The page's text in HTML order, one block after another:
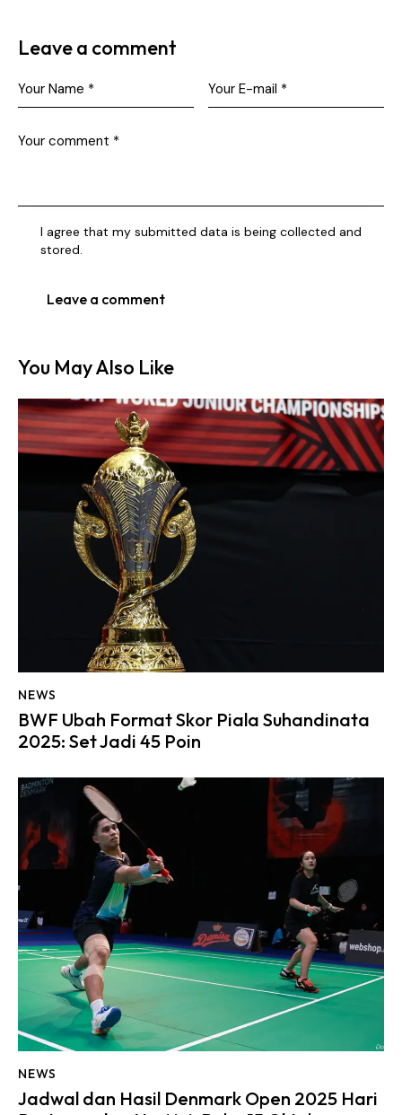
Leave a comment
I agree that my submitted data is being collected and
stored.
You May Also Like
NEWS
BWF Ubah Format Skor Piala Suhandinata
2025: Set Jadi 45 Poin
NEWS
Jadwal dan Hasil Denmark Open 2025 Hari